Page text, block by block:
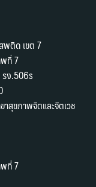
พติด เขต 7
พที่ 7
ง.506s
สุขภาพจิตและจิตเวช
พที่ 7